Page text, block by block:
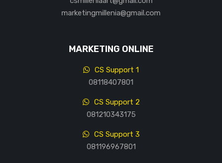
marketingmillenia@gmail.com
MARKETING ONLINE
CS Support 1
08118407801
CS Support 2
081210343175
CS Support 3
081196967801